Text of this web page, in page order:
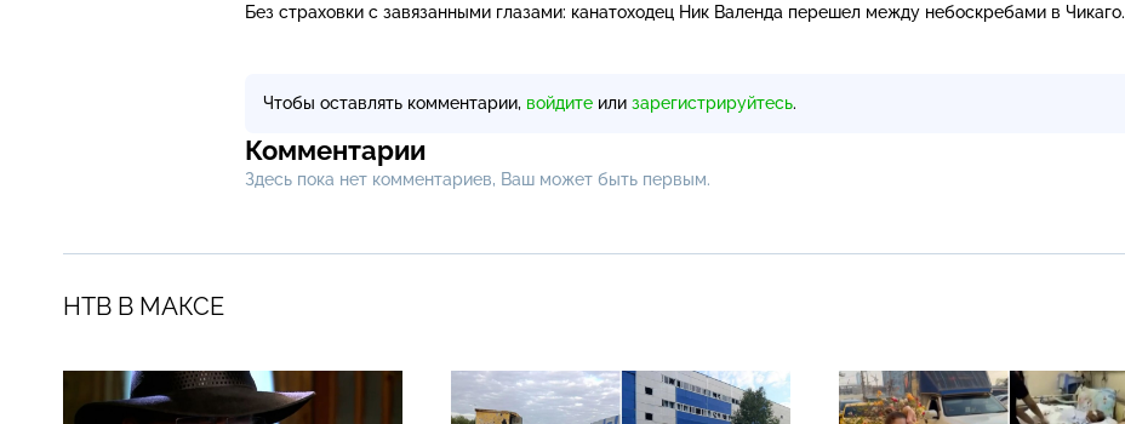
Без страховки с завязанными глазами: канатоходец Ник Валенда перешел между небоскребами в Чикаго.
Чтобы оставлять комментарии, войдите или зарегистрируйтесь.
Комментарии
Здесь пока нет комментариев, Ваш может быть первым.
НТВ В МАКСЕ